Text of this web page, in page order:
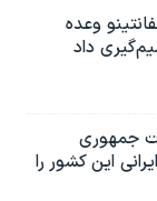
وعده
داد
جمهوری
این کشور را